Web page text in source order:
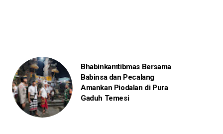
Bhabinkamtibmas Bersama
Babinsa dan Pecalang
Amankan Piodalan di Pura
Gaduh Temesi